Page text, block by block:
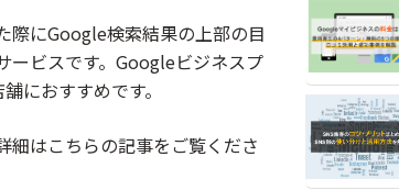
際にGoogle検索結果の上部の目
ービスです。Googleビジネスプ
におすすめです。
はこちらの記事をご覧くださ